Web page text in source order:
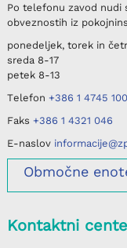
Po telefonu zavod nudi
obveznostih iz
ponedeljek, torek in
sreda 8-17
petek8-13
Telefon +386 1 4745 100
Faks +386 1 4321 046
E-naslov
Območne
Kontaktni